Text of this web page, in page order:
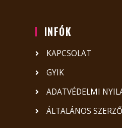
INFÓK
KAPCSOLAT
GYIK
ADATVÉDELMI
ÁLTALÁNOS